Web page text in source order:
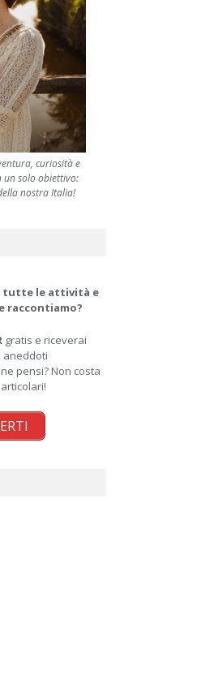
curiosità e
un solo obiettivo:
nostra Italia!
tutte le attività e
raccontiamo?
gratis e riceverai
aneddoti
pensi? Non costa